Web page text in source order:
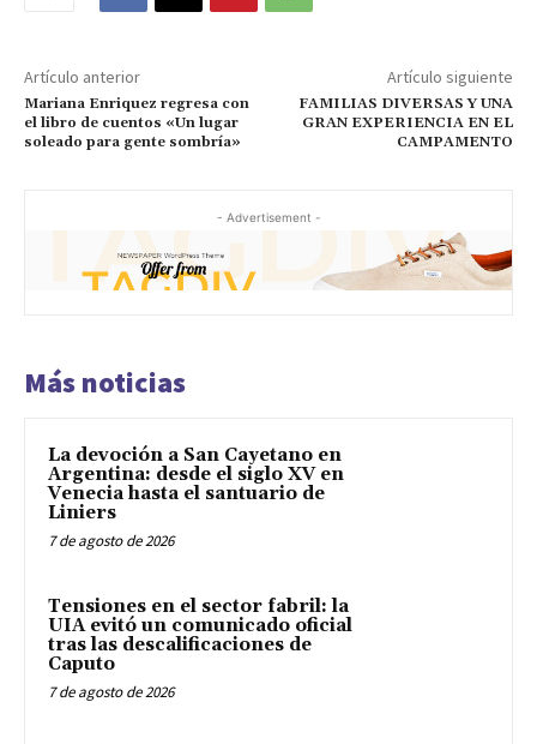
Artículo anterior
Mariana Enriquez regresa con
el libro de cuentos «Un lugar
soleado para gente sombría»
Artículo siguiente
FAMILIAS DIVERSAS Y UNA
GRAN EXPERIENCIA EN EL
CAMPAMENTO
- Advertisement -
Más noticias
La devoción a San Cayetano en
Argentina: desde el siglo XV en
Venecia hasta el santuario de
Liniers
7 de agosto de 2026
Tensiones en el sector fabril: la
UIA evitó un comunicado oficial
tras las descalificaciones de
Caputo
7 de agosto de 2026